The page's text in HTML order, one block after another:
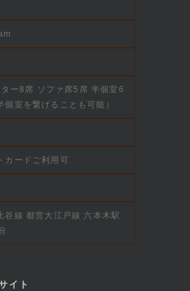
ー8席 ソファ席5席 半個室6
個室を繋げることも可能）
カードご利用可
谷線 都営大江戸線 六本木駅
イト